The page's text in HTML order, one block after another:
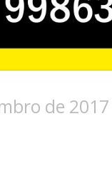
de 2017